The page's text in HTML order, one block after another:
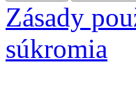
Zásady
súkromia